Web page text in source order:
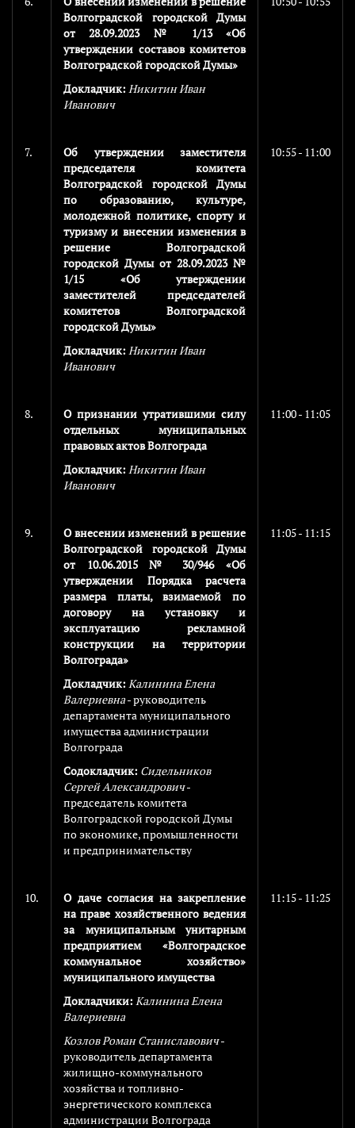
Волгоградской городской Думы
от 28.09.2023 № 1/13 «Об
утверждении составов комитетов
Волгоградской городской Думы»
Докладчик: Никитин Иван
Иванович
7.
Об утверждении заместителя
председателя комитета
Волгоградской городской Думы
по образованию, культуре,
молодежной политике, спорту и
туризму и внесении изменения в
решение Волгоградской
городской Думы от 28.09.2023 №
1/15 «Об утверждении
заместителей председателей
комитетов Волгоградской
городской Думы»
Докладчик: Никитин Иван
Иванович
10:55 - 11:00
8.
О признании утратившими силу
отдельных муниципальных
правовых актов Волгограда
Докладчик: Никитин Иван
Иванович
11:00 - 11:05
9.
О внесении изменений в решение
Волгоградской городской Думы
от 10.06.2015 № 30/946 «Об
утверждении Порядка расчета
размера платы, взимаемой по
договору на установку и
эксплуатацию рекламной
конструкции на территории
Волгограда»
Докладчик: Калинина Елена
Валериевна- руководитель
департамента муниципального
имущества администрации
Волгограда
Содокладчик: Сидельников
Сергей Александрович-
председатель комитета
Волгоградской городской Думы
по экономике, промышленности
и предпринимательству
11:05 - 11:15
10.
О даче согласия на закрепление
на праве хозяйственного ведения
за муниципальным унитарным
предприятием «Волгоградское
коммунальное хозяйство»
муниципального имущества
Докладчики: Калинина Елена
Валериевна
Козлов Роман Станиславович-
руководитель департамента
жилищно-коммунального
хозяйства и топливно-
энергетического комплекса
администрации Волгограда
11:15 - 11:25